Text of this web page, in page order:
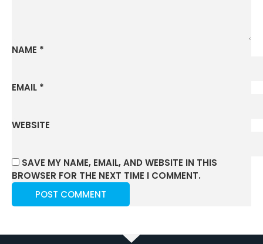
NAME *
EMAIL *
WEBSITE
SAVE MY NAME, EMAIL, AND WEBSITE IN THIS
BROWSER FOR THE NEXT TIME I COMMENT.